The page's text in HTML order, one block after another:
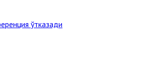
ўтказади